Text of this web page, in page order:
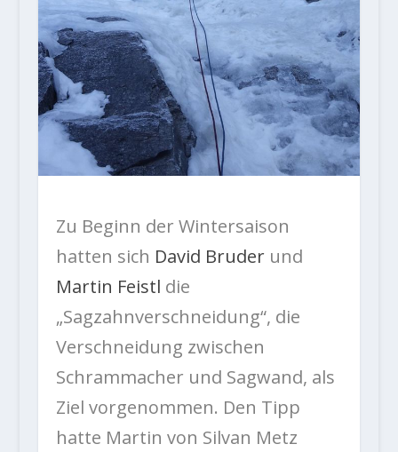
Zu Beginn der Wintersaison
hatten sich David Bruderund
Martin Feistl die
„Sagzahnverschneidung“, die
Verschneidung zwischen
Schrammacher und Sagwand, als
Ziel vorgenommen. Den Tipp
hatte Martin von Silvan Metz